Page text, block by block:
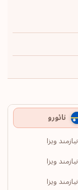
نائورو
نیازمند ویزا
نیازمند ویزا
نیازمند ویزا